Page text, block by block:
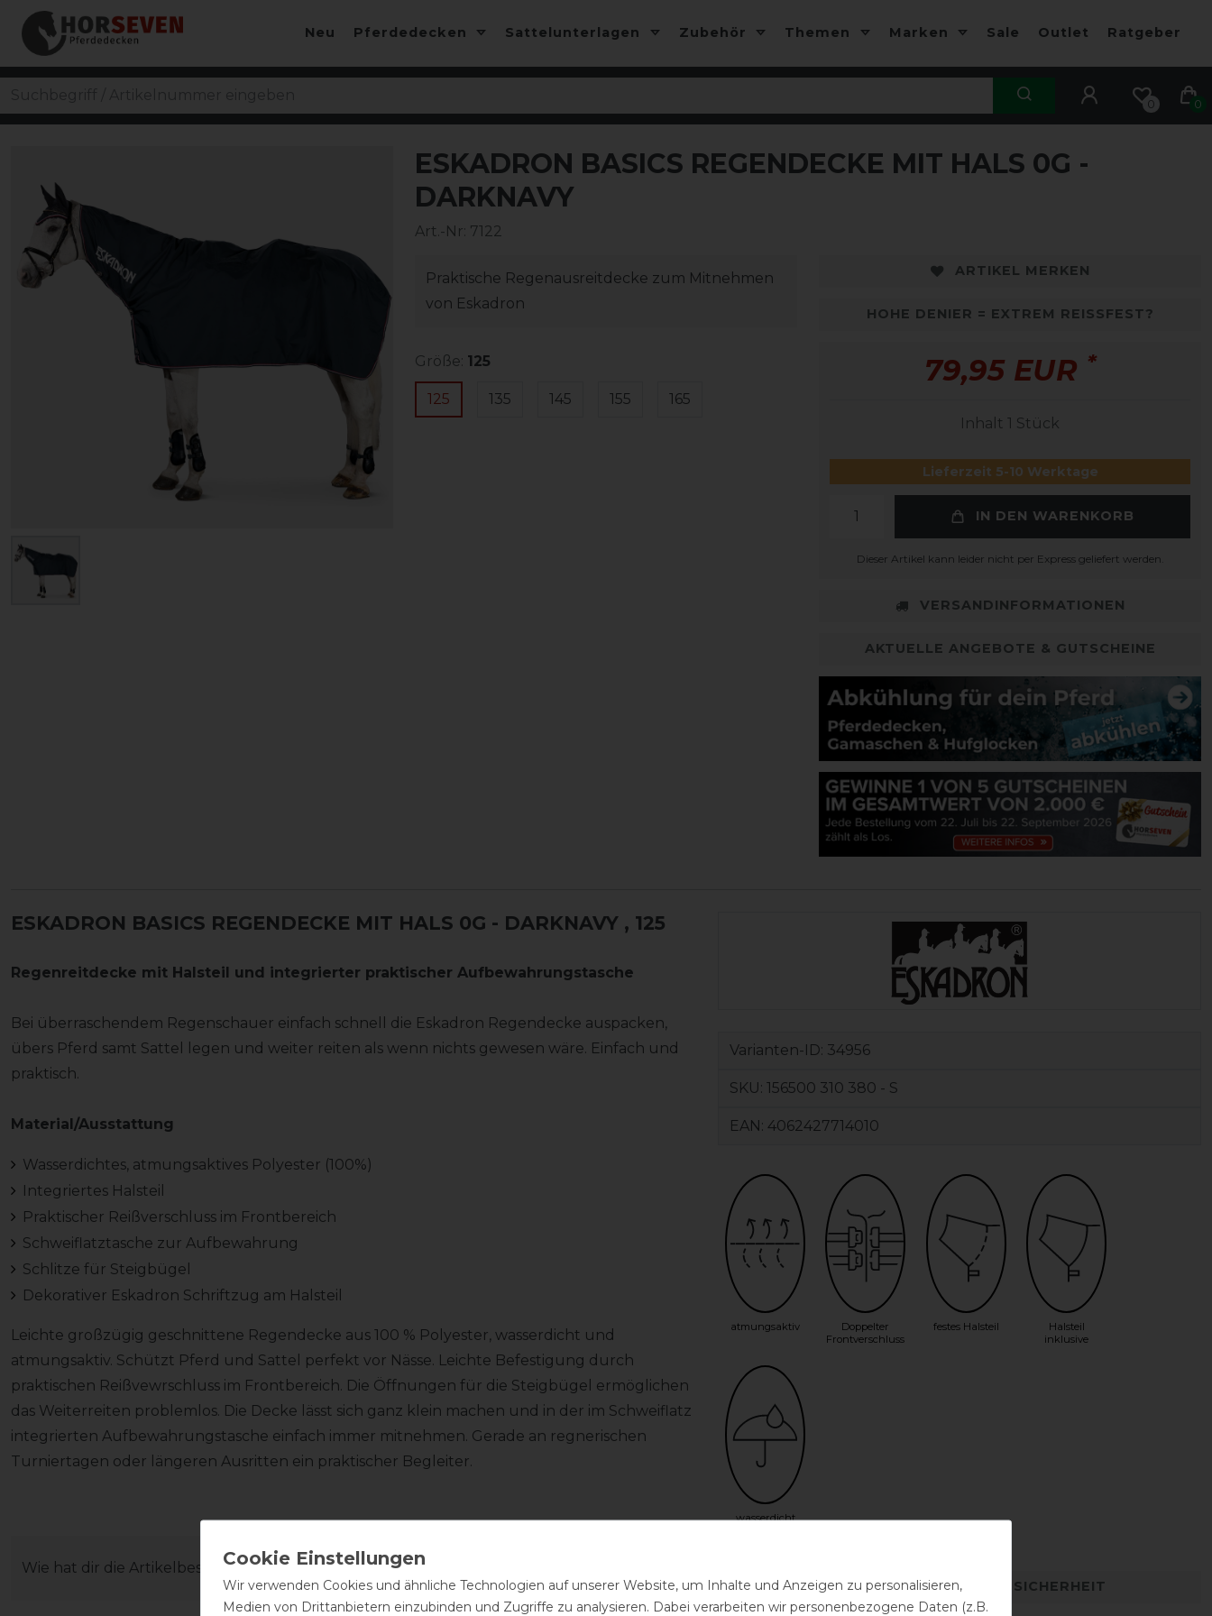
Neu Pferdedecken Sattelunterlagen Zubehör Themen Marken Sale Outlet Ratgeber
0 0
ESKADRON BASICS REGENDECKE MIT HALS 0G -
DARKNAVY
Art.-Nr: 7122
Praktische Regenausreitdecke zum Mitnehmen
von Eskadron
Größe: 125
125 135 145 155 165
ARTIKEL MERKEN
HOHE DENIER = EXTREM REISSFEST?
79,95 EUR *
Inhalt 1 Stück
Lieferzeit 5-10 Werktage
IN DEN WARENKORB
Dieser Artikel kann leider nicht per Express geliefert werden.
VERSANDINFORMATIONEN
AKTUELLE ANGEBOTE & GUTSCHEINE
ESKADRON BASICS REGENDECKE MIT HALS 0G - DARKNAVY , 125
Regenreitdecke mit Halsteil und integrierter praktischer Aufbewahrungstasche
Bei überraschendem Regenschauer einfach schnell die Eskadron Regendecke auspacken,
übers Pferd samt Sattel legen und weiter reiten als wenn nichts gewesen wäre. Einfach und
praktisch.
Material/Ausstattung
Wasserdichtes, atmungsaktives Polyester (100%)
Integriertes Halsteil
Praktischer Reißverschluss im Frontbereich
Schweiflatztasche zur Aufbewahrung
Schlitze für Steigbügel
Dekorativer Eskadron Schriftzug am Halsteil
Leichte großzügig geschnittene Regendecke aus 100 % Polyester, wasserdicht und
atmungsaktiv. Schützt Pferd und Sattel perfekt vor Nässe. Leichte Befestigung durch
praktischen Reißvewrschluss im Frontbereich. Die Öffnungen für die Steigbügel ermöglichen
das Weiterreiten problemlos. Die Decke lässt sich ganz klein machen und in der im Schweiflatz
integrierten Aufbewahrungstasche einfach immer mitnehmen. Gerade an regnerischen
Turniertagen oder längeren Ausritten ein praktischer Begleiter.
Wie hat dir die Artikelbeschreibung gefallen?
Varianten-ID: 34956
SKU: 156500 310 380 - S
EAN: 4062427714010
atmungsaktiv
Doppelter
Frontverschluss
festes Halsteil
Halsteil
inklusive
wasserdicht
DETAILS ZUR PRODUKTSICHERHEIT
Wir verwenden Cookies und ähnliche Technologien auf unserer Website, um Inhalte und Anzeigen zu personalisieren,
Medien von Drittanbietern einzubinden und Zugriffe zu analysieren. Dabei verarbeiten wir personenbezogene Daten (z.B.